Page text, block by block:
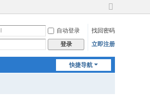
切
到
宽
自动登录
找回密码
登录 立即注册
快捷导航